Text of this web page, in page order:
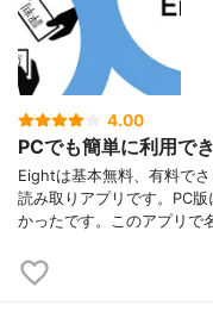
4.00
PCでも簡単に利用で
Eightは基本無料、有料で
読み取りアプリです。PC
かったです。このアプリで